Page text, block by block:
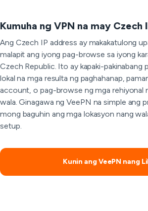
Kumuha ng VPN na may Czech
Ang Czech IP address ay makakatulong
malapit ang iyong pag-browse sa iyong
Czech Republic. Ito ay kapaki-pakinabang
lokal na mga resulta ng paghahanap,
account, o pag-browse ng mga rehiyonal
wala. Ginagawa ng VeePN na simple ang
mong baguhin ang mga lokasyon nang
setup.
Kunin ang VeePN nang